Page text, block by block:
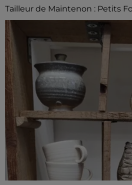
Tailleur de Maintenon : Petits